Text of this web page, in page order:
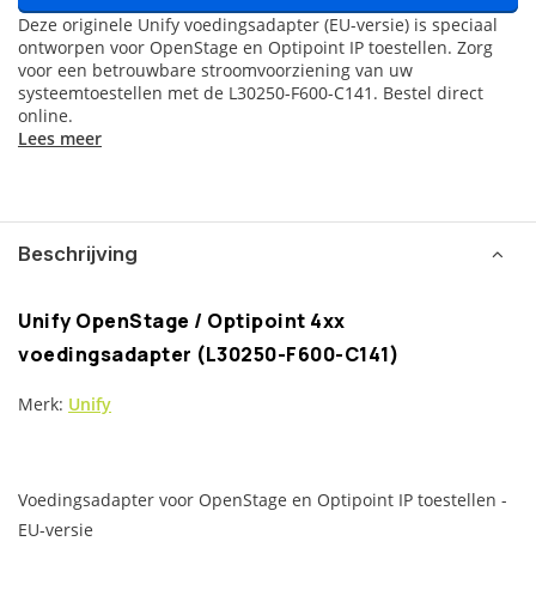
Deze originele Unify voedingsadapter (EU-versie) is speciaal
ontworpen voor OpenStage en Optipoint IP toestellen. Zorg
voor een betrouwbare stroomvoorziening van uw
systeemtoestellen met de L30250-F600-C141. Bestel direct
online.
Lees meer
Beschrijving
Unify OpenStage / Optipoint 4xx
voedingsadapter (L30250-F600-C141)
Merk: Unify
Voedingsadapter voor OpenStage en Optipoint IP toestellen -
EU-versie